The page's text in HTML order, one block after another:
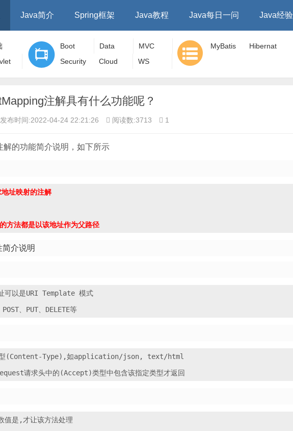
Java简介 Spring框架 Java教程 Java每日一问 Java经验
Boot Data
MVC
Security
Cloud WS
MyBatis
Hibernat
注解具有什么功能呢？
发布时间:2022-04-24 22:21:26 阅读数:3713 1
的功能简介说明，如下所示
址映射的注解
介说明
可以是URI Template 模式
类型(Content-Type),如application/json, text/html
值是,才让该方法处理